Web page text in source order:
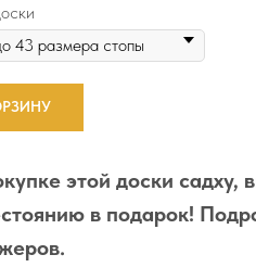
этой доски садху,
в подарок!